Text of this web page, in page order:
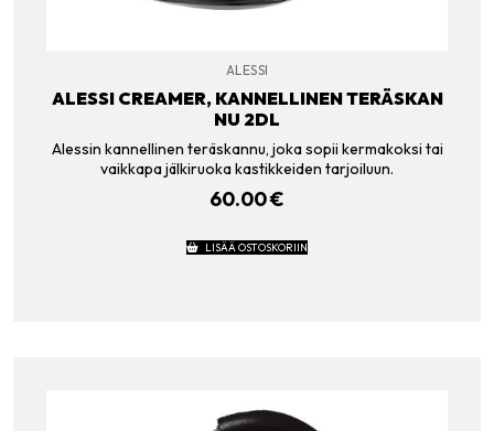
ALESSI
ALESSI CREAMER, KANNELLINEN TERÄSKAN
NU 2DL
Alessin kannellinen teräskannu, joka sopii kermakoksi tai
vaikkapa jälkiruoka kastikkeiden tarjoiluun.
60.00€
LISÄÄ OSTOSKORIIN